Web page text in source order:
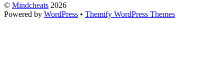
© Mindcheats 2026
Powered by WordPress • Themify WordPress Themes